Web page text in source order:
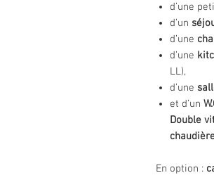
d’une
d’un
d’une
d’une
LL),
d’une
et d’un
Double
En option :